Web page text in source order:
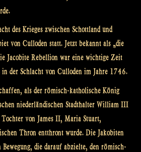
des Krieges zwischen Schottland und
von Culloden statt. Jetzt bekannt als „die
Jacobite Rebellion war eine wichtige Zeit
in der Schlacht von Culloden im Jahre 1746.
als der römisch-katholische König
niederländischen Stadthalter William III
von James II, Maria Stuart,
Thron entthront wurde. Die Jakobiten
die darauf abzielte, den römisch-